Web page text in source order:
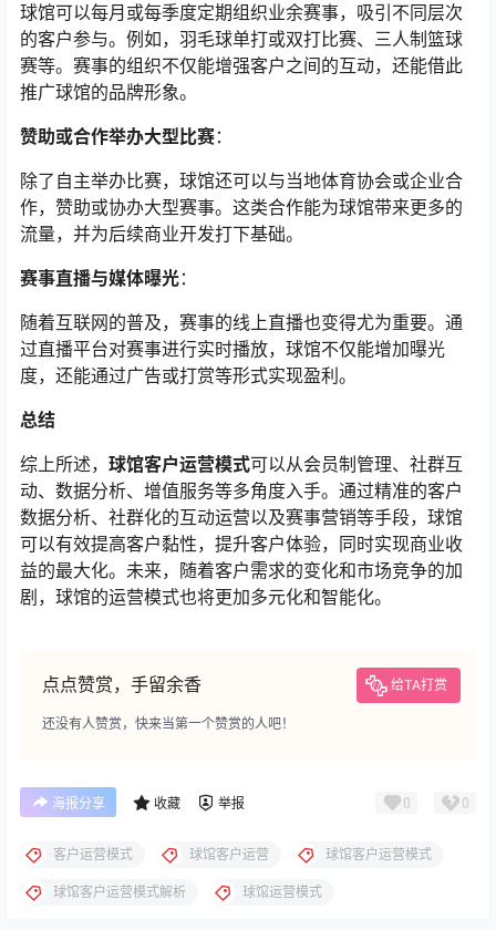
球馆可以每月或每季度定期组织业余赛事，吸引不同层次
的客户参与。例如，羽毛球单打或双打比赛、三人制篮球
赛等。赛事的组织不仅能增强客户之间的互动，还能借此
推广球馆的品牌形象。
赞助或合作举办大型比赛：
除了自主举办比赛，球馆还可以与当地体育协会或企业合
作，赞助或协办大型赛事。这类合作能为球馆带来更多的
流量，并为后续商业开发打下基础。
赛事直播与媒体曝光：
随着互联网的普及，赛事的线上直播也变得尤为重要。通
过直播平台对赛事进行实时播放，球馆不仅能增加曝光
度，还能通过广告或打赏等形式实现盈利。
总结
综上所述， 球馆客户运营模式可以从会员制管理、社群互
动、数据分析、增值服务等多角度入手。通过精准的客户
数据分析、社群化的互动运营以及赛事营销等手段，球馆
可以有效提高客户黏性，提升客户体验，同时实现商业收
益的最大化。未来，随着客户需求的变化和市场竞争的加
剧，球馆的运营模式也将更加多元化和智能化。
点点赞赏，手留余香 给TA打赏
还没有人赞赏，快来当第一个赞赏的人吧！
海报分享 收藏 举报 0 0
客户运营模式 球馆客户运营 球馆客户运营模式
球馆客户运营模式解析 球馆运营模式